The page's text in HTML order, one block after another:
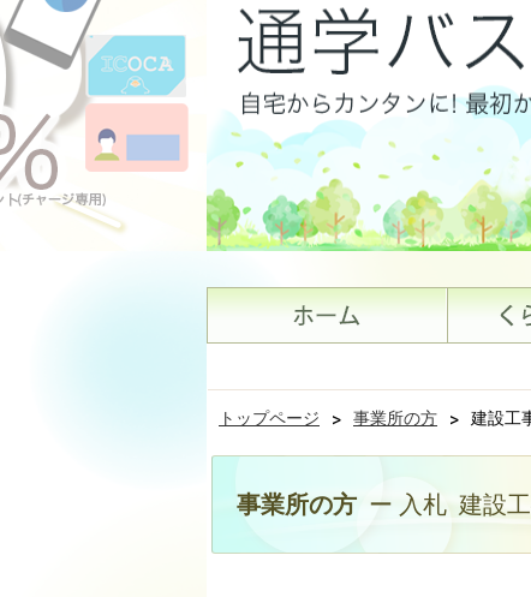
トップページ > 事業所の方 > 建設工
事業所の方 ー 入札 建設